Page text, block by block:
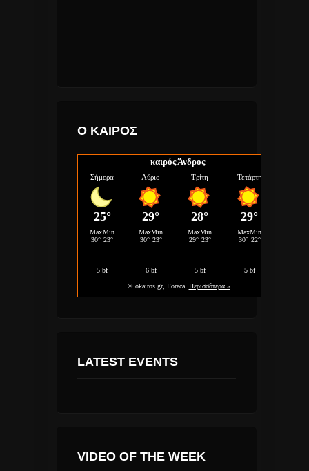
Ο ΚΑΙΡΟΣ
καιρός Άνδρος
LATEST EVENTS
VIDEO OF THE WEEK